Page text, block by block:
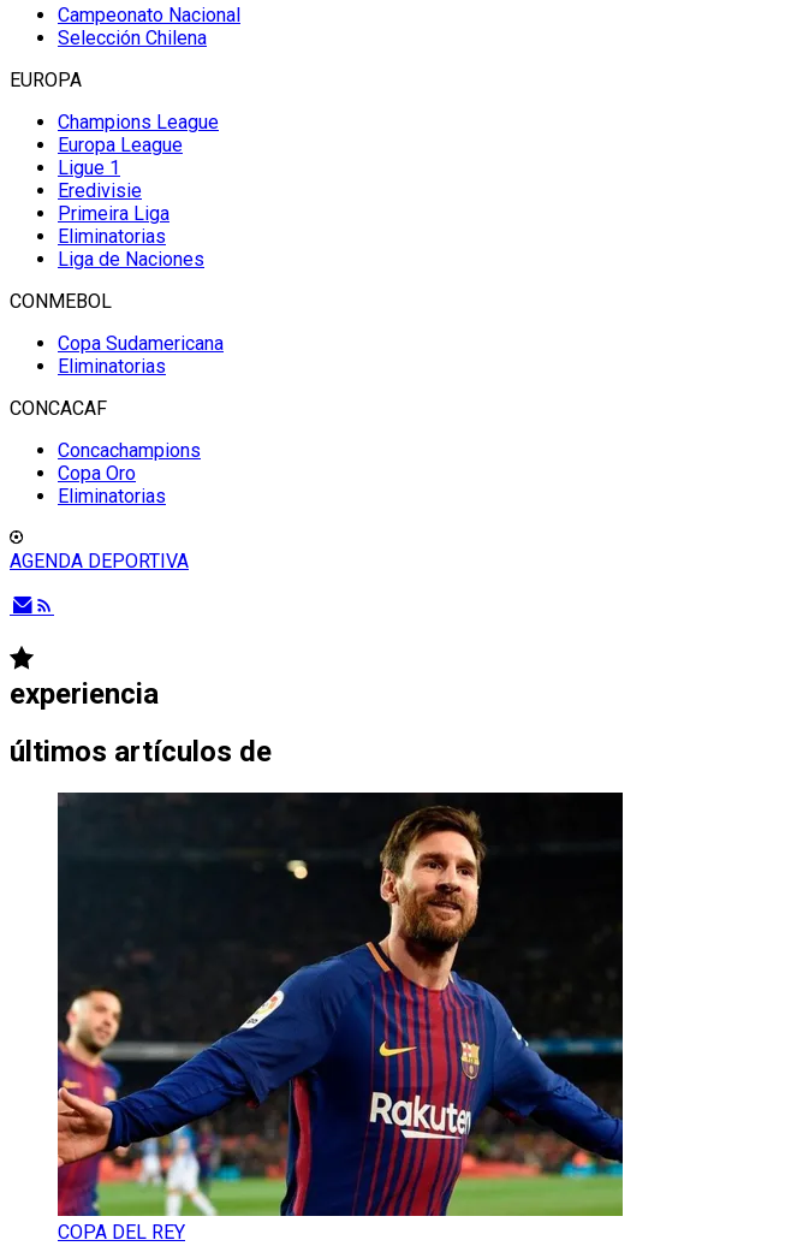
Campeonato Nacional
Selección Chilena
EUROPA
Champions League
Europa League
Ligue 1
Eredivisie
Primeira Liga
Eliminatorias
Liga de Naciones
CONMEBOL
Copa Sudamericana
Eliminatorias
CONCACAF
Concachampions
Copa Oro
Eliminatorias
AGENDA DEPORTIVA
experiencia
últimos artículos de
COPA DEL REY